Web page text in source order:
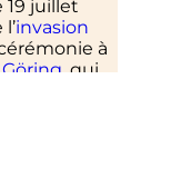
19 juillet
invasion
à
Göring, qui
de